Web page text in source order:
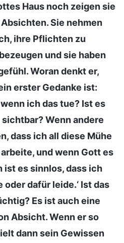
Haus noch zeigen sie
Sie nehmen
ihre Pflichten zu
und sie haben
Woran denkt er,
erster Gedanke ist:
ich das tue? Ist es
Wenn andere
dass ich all diese Mühe
und wenn Gott es
ist es sinnlos, dass ich
dafür leide.‘ Ist das
Es ist auch eine
Absicht. Wenn er so
dann sein Gewissen